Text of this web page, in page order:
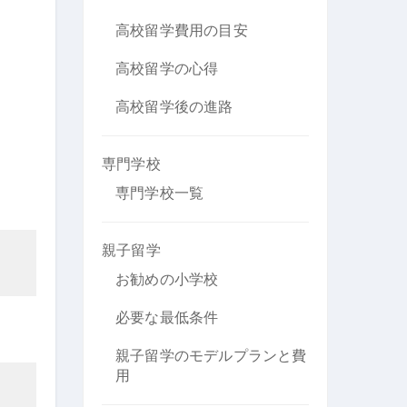
高校留学費用の目安
高校留学の心得
高校留学後の進路
専門学校
専門学校一覧
親子留学
お勧めの小学校
必要な最低条件
親子留学のモデルプランと費
用